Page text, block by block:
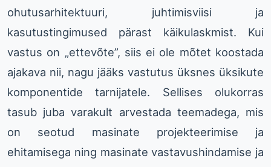
ohutusarhitektuuri, juhtimisviisi ja
kasutustingimused pärast käikulaskmist. Kui
vastus on „ettevõte”, siis ei ole mõtet koostada
ajakava nii, nagu jääks vastutus üksnes üksikute
komponentide tarnijatele. Sellises olukorras
tasub juba varakult arvestada teemadega, mis
on seotud masinate projekteerimise ja
ehitamisega ning masinate vastavushindamise ja